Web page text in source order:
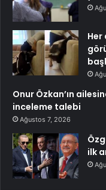
Her
Onur Özkan’ın
inceleme talebi
Ağustos 7, 2026
ilk